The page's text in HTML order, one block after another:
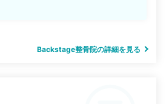
Backstage整骨院の詳細を見る